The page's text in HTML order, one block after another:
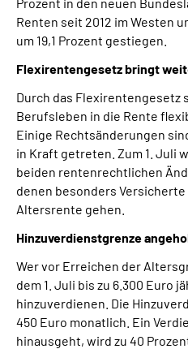
Renten seit 2012 im Westen
um 19,1 Prozent gestiegen.
Flexirentengesetz bringt
Durch das Flexirentengesetz
Berufsleben in die Rente
Einige Rechtsänderungen
in Kraft getreten. Zum 1. Juli
beiden rentenrechtlichen
denen besonders
Altersrente gehen.
Hinzuverdienstgrenze
Wer vor Erreichen der
dem 1. Juli bis zu 6.300 Euro
hinzuverdienen. Die
450 Euro monatlich. Ein
hinausgeht, wird zu 40